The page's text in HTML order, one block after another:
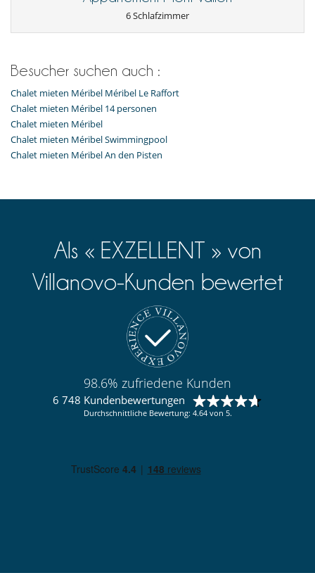
Küche und Ausstattung
Backofen
Kaffeemaschine
voll ausgestattete Küche
Waschmaschine
Wasserkocher
Personal
Haushälterin
Fernseher
Skischuhwärmern
6 Schlafzimmer
Besucher suchen auch :
Chalet mieten Méribel Méribel Le Raffort
Chalet mieten Méribel 14 personen
Chalet mieten Méribel
Chalet mieten Méribel Swimmingpool
Chalet mieten Méribel An den Pisten
Als « EXZELLENT » von
Villanovo-Kunden bewertet
98.6% zufriedene Kunden
6 748 Kundenbewertungen
Durchschnittliche Bewertung: 4.64 von 5.